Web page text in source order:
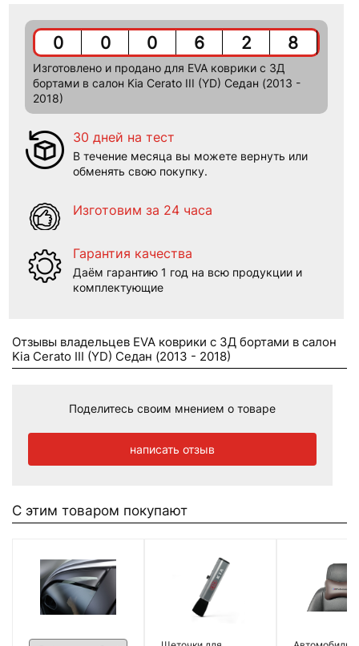
0 0 0 6 2 8
Изготовлено и продано для EVA коврики c 3Д
бортами в салон Kia Cerato III (YD) Седан (2013 -
2018)
30 дней на тест
В течение месяца вы можете вернуть или
обменять свою покупку.
Изготовим за 24 часа
Гарантия качества
Даём гарантию 1 год на всю продукции и
комплектующие
Отзывы владельцев EVA коврики c 3Д бортами в салон
Kia Cerato III (YD) Седан (2013 - 2018)
Поделитесь своим мнением о товаре
написать отзыв
С этим товаром покупают